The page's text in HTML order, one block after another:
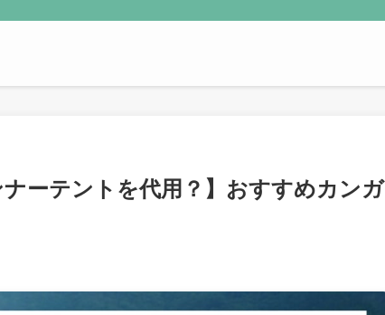
ーテントを代用？】おすすめカンガ